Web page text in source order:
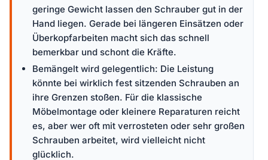
geringe Gewicht lassen den Schrauber gut in der
Hand liegen. Gerade bei längeren Einsätzen oder
Überkopfarbeiten macht sich das schnell
bemerkbar und schont die Kräfte.
Bemängelt wird gelegentlich: Die Leistung
könnte bei wirklich fest sitzenden Schrauben an
ihre Grenzen stoßen. Für die klassische
Möbelmontage oder kleinere Reparaturen reicht
es, aber wer oft mit verrosteten oder sehr großen
Schrauben arbeitet, wird vielleicht nicht
glücklich.